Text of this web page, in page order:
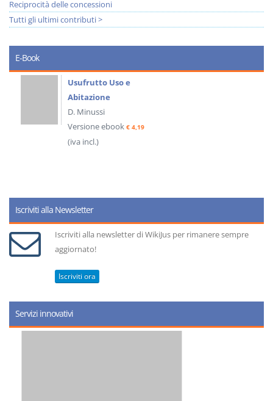
Reciprocità delle concessioni
Tutti gli ultimi contributi >
E-Book
Usufrutto Uso e
Abitazione
D. Minussi
Versione ebook € 4,19
(iva incl.)
Iscriviti alla Newsletter
Iscriviti alla newsletter di WikiJus per rimanere sempre
aggiornato!
Iscriviti ora
Servizi innovativi